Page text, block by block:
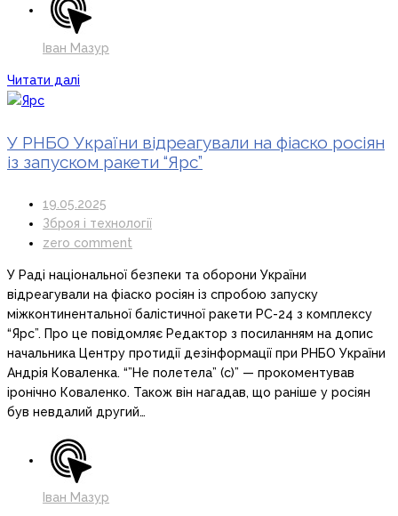
Іван Мазур
Читати далі
У РНБО України відреагували на фіаско росіян
із запуском ракети “Ярс”
19.05.2025
Зброя і технології
zero comment
У Раді національної безпеки та оборони України
відреагували на фіаско росіян із спробою запуску
міжконтинентальної балістичної ракети РС-24 з комплексу
“Ярс”. Про це повідомляє Редактор з посиланням на допис
начальника Центру протидії дезінформації при РНБО України
Андрія Коваленка. “”Не полетела” (с)” — прокоментував
іронічно Коваленко. Також він нагадав, що раніше у росіян
був невдалий другий…
Іван Мазур